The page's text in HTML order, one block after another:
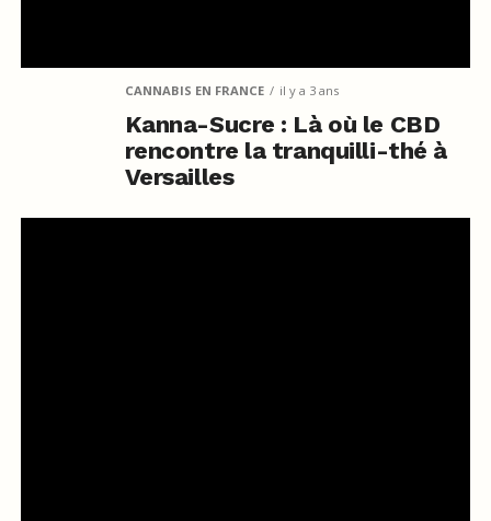
CANNABIS EN FRANCE il y a 3 ans
Kanna-Sucre : Là où le CBD
rencontre la tranquilli-thé à
Versailles